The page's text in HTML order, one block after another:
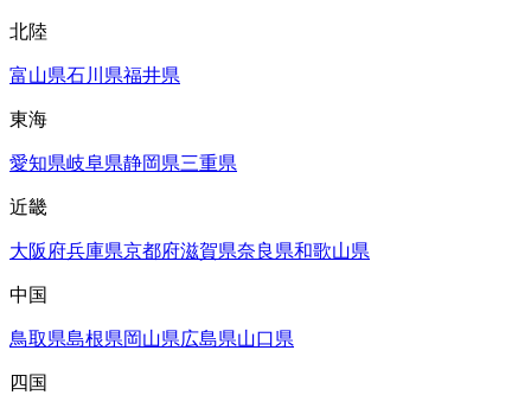
北陸
富山県石川県福井県
東海
愛知県岐阜県静岡県三重県
近畿
大阪府兵庫県京都府滋賀県奈良県和歌山県
中国
鳥取県島根県岡山県広島県山口県
四国